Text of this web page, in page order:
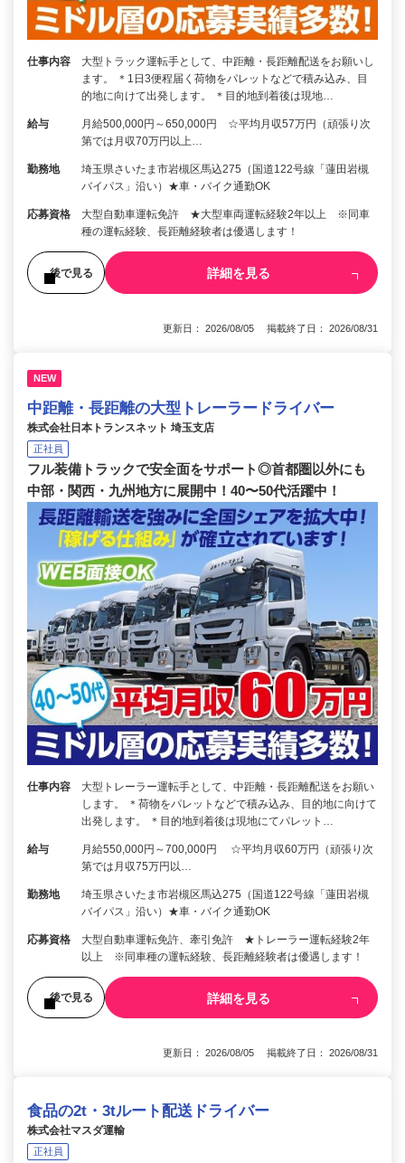
仕事内容
大型トラック運転手として、中距離・長距離配送をお願いし
ます。 ＊1日3便程届く荷物をパレットなどで積み込み、目
的地に向けて出発します。 ＊目的地到着後は現地…
給与
月給500,000円～650,000円 ☆平均月収57万円（頑張り次
第では月収70万円以上…
勤務地
埼玉県さいたま市岩槻区馬込275（国道122号線「蓮田岩槻
バイパス」沿い）★車・バイク通勤OK
応募資格
大型自動車運転免許 ★大型車両運転経験2年以上 ※同車
種の運転経験、長距離経験者は優遇します！
後で見る 詳細を見る
更新日： 2026/08/05 掲載終了日： 2026/08/31
NEW
中距離・長距離の大型トレーラードライバー
株式会社日本トランスネット 埼玉支店
正社員
フル装備トラックで安全面をサポート◎首都圏以外にも
中部・関西・九州地方に展開中！40〜50代活躍中！
仕事内容
大型トレーラー運転手として、中距離・長距離配送をお願い
します。 ＊荷物をパレットなどで積み込み、目的地に向けて
出発します。 ＊目的地到着後は現地にてパレット…
給与
月給550,000円～700,000円 ☆平均月収60万円（頑張り次
第では月収75万円以…
勤務地
埼玉県さいたま市岩槻区馬込275（国道122号線「蓮田岩槻
バイパス」沿い）★車・バイク通勤OK
応募資格
大型自動車運転免許、牽引免許 ★トレーラー運転経験2年
以上 ※同車種の運転経験、長距離経験者は優遇します！
後で見る 詳細を見る
更新日： 2026/08/05 掲載終了日： 2026/08/31
食品の2t・3tルート配送ドライバー
株式会社マスダ運輸
正社員